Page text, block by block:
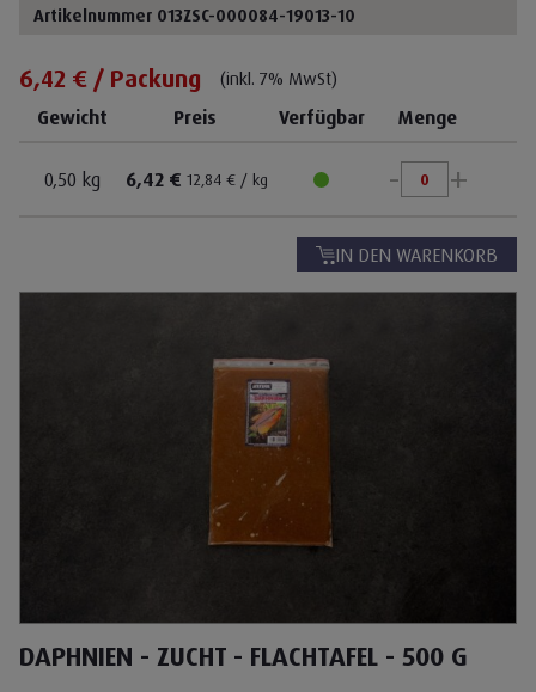
Artikelnummer 013ZSC-000084-19013-10
6,42 € / Packung (inkl. 7% MwSt)
Gewicht Preis Verfügbar Menge
0,50 kg 6,42 € 12,84 € / kg - +
IN DEN WARENKORB
DAPHNIEN - ZUCHT - FLACHTAFEL - 500 G